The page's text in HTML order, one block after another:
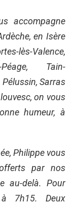
accompagne
en Isère
lès-Valence,
Péage, Tain-
Pélussin, Sarras
on vous
humeur, à
Philippe vous
par nos
au-delà. Pour
à 7h15. Deux